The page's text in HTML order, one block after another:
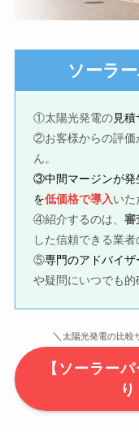
ソーラ
①太陽光発電の見
②お客様からの評価
ん。
③中間マージンが発
を低価格で導入いた
④紹介するのは、審
した信頼できる業者
⑤専門のアドバイザ
や疑問にいつでも的
＼ 太陽光発電の比較
【ソーラー